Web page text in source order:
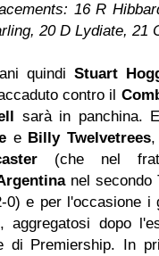
16 R
20 D Lydiate, 21
quindiStuart
contro il
sarà in panchina.
e Billy Twelvetrees,
(che nel
nel secondo
0) e per l'occasione i
, aggregatosi dopo
di Premiership. In